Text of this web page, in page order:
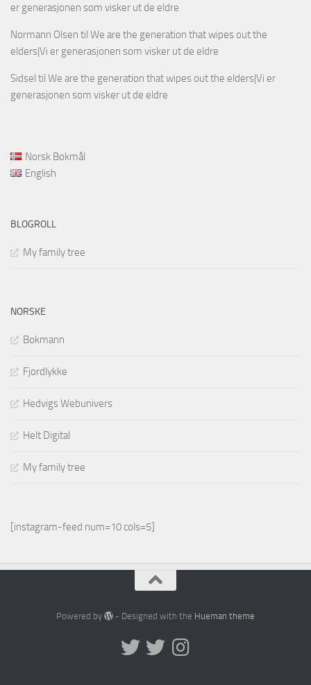
er generasjonen som visker ut de eldre
Normann Olsen til We are the generation that wipes out the
elders|Vi er generasjonen som visker ut de eldre
Sidsel til We are the generation that wipes out the elders|Vi er
generasjonen som visker ut de eldre
Norsk Bokmål
English
BLOGROLL
My family tree
NORSKE
Bokmann
Fjordlykke
Hedvigs Webunivers
Helt Digital
My family tree
[instagram-feed num=10 cols=5]
Powered by - Designed with the Hueman theme